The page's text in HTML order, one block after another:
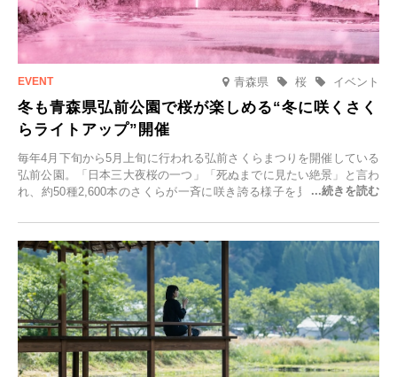
青森県 イベント
桜
冬も青森県弘前公園で桜が楽しめる“冬に咲くさく
らライトアップ”開催
毎年4月下旬から5月上旬に行われる弘前さくらまつりを開催している
弘前公園。「日本三大夜桜の一つ」「死ぬまでに見たい絶景」と言わ
れ、約50種2,600本のさくらが一斉に咲き誇る様子を見に、世界中か
日(月)～2026年2月28日(土)の期間、「冬に咲くさくらライトアップ」
を開催します。